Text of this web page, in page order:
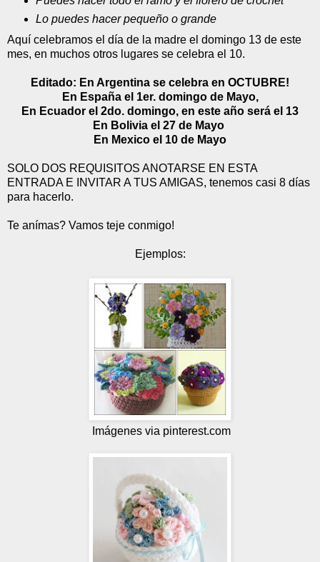
Lo puedes hacer pequeño o grande
Aquí celebramos el día de la madre el domingo 13 de este
mes, en muchos otros lugares se celebra el 10.
Editado: En Argentina se celebra en OCTUBRE!
En España el 1er. domingo de Mayo,
En Ecuador el 2do. domingo, en este año será el 13
En Bolivia el 27 de Mayo
En Mexico el 10 de Mayo
SOLO DOS REQUISITOS ANOTARSE EN ESTA
ENTRADA E INVITAR A TUS AMIGAS, tenemos casi 8 días
para hacerlo.
Te anímas? Vamos teje conmigo!
Ejemplos:
Imágenes via pinterest.com